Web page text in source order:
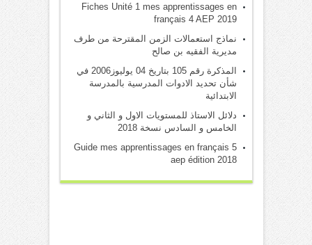
Fiches Unité 1 mes apprentissages en
français 4 AEP 2019
نماذج استعمالات الزمن المقترحة من طرف
مديرية الفقيه بن صالح
المذكرة رقم 105 بتاريخ 04 يوليوز2006 في
شأن تحديد الادوات المدرسية بالمدرسة
الابتدائية
دلائل الاستاذ للمستويات الاول و الثاني و
الخامس و السادس نسخة 2018
Guide mes apprentissages en français 5
aep édition 2018